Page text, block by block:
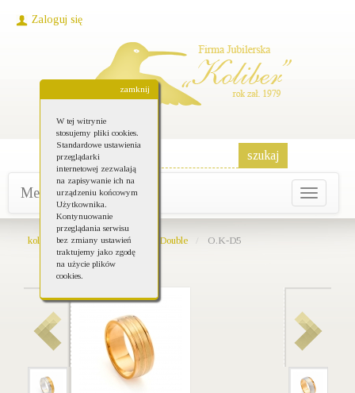
W tej witrynie
stosujemy pliki cookies.
Standardowe ustawienia
przeglądarki
internetowej zezwalają
na zapisywanie ich na
urządzeniu końcowym
Użytkownika.
Kontynuowanie
przeglądania serwisu
bez zmiany ustawień
traktujemy jako zgodę
na użycie plików
cookies.
zamknij
Zaloguj się
Toggle
Menu główne
koliber-bizuteria.pl Kolekcja Double O.K-D5